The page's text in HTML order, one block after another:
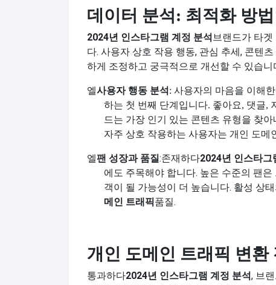
데이터 분석: 최적화 방법
2024년 인스타그램 계정 분석 브랜드가 타겟
다. 사용자 상호 작용 행동, 관심 추세, 콘텐
하게 조정하고 궁극적으로 개선할 수 있습니
엘사용자 행동 분석 : 사용자의 마음을 이해
하는 첫 번째 단계입니다. 좋아요, 댓글,
드는 가장 인기 있는 콘텐츠 유형을 찾
자주 상호 작용하는 사용자는 개인 도
엘팬 성장과 품질:존재하다2024년 인스타그
에도 주목해야 합니다. 높은 수준의 팬
객이 될 가능성이 더 높습니다. 활성 상
메인 트래픽품질.
개인 도메인 트래픽 변환
통과하다2024년 인스타그램 계정 분석, 브